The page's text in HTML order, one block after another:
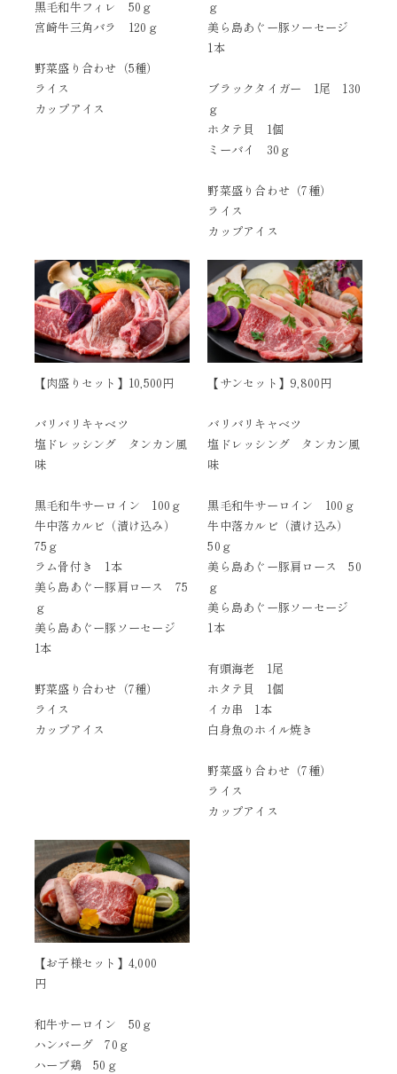
黒毛和牛フィレ 50ｇ
宮崎牛三角バラ 120ｇ
野菜盛り合わせ（5種）
ライス
カップアイス
ｇ
美ら島あぐー豚ソーセージ
1本
ブラックタイガー 1尾 130
ｇ
ホタテ貝 1個
ミーバイ 30ｇ
野菜盛り合わせ（7種）
ライス
カップアイス
【肉盛りセット】10,500円
バリバリキャベツ
塩ドレッシング タンカン風
味
黒毛和牛サーロイン 100ｇ
牛中落カルビ（漬け込み）
75ｇ
ラム骨付き 1本
美ら島あぐー豚肩ロース 75
ｇ
美ら島あぐー豚ソーセージ
1本
野菜盛り合わせ（7種）
ライス
カップアイス
【サンセット】9,800円
バリバリキャベツ
塩ドレッシング タンカン風
味
黒毛和牛サーロイン 100ｇ
牛中落カルビ（漬け込み）
50ｇ
美ら島あぐー豚肩ロース 50
ｇ
美ら島あぐー豚ソーセージ
1本
有頭海老 1尾
ホタテ貝 1個
イカ串 1本
白身魚のホイル焼き
野菜盛り合わせ（7種）
ライス
カップアイス
【お子様セット】4,000
円
和牛サーロイン 50ｇ
ハンバーグ 70ｇ
ハーブ鶏 50ｇ